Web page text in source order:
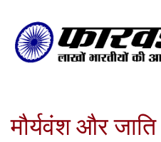
मौर्यवंश और